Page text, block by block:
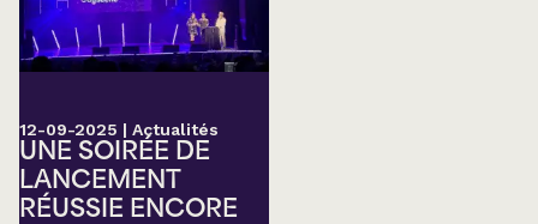
12-09-2025 | Actualités
UNE SOIRÉE DE
LANCEMENT
RÉUSSIE ENCORE